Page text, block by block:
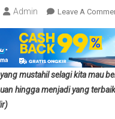
Admin Leave A
mustahil selagi kita mau
hingga menjadi yang